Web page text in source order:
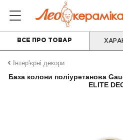
ВСЕ ПРО ТОВАР
Інтер'єрні декори
База колони поліуретанова
ELITE